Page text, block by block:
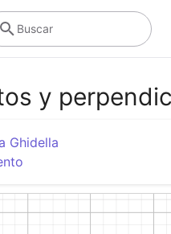
Buscar
y
Ghidella